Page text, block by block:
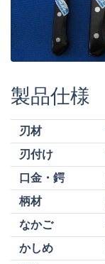
製品仕様
刃材
刃付け
口金・鍔
柄材
なかご
かしめ